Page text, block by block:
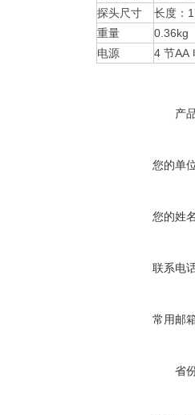
探头尺寸
长度：
重量
0.36kg
电源
4 节AA
产
您的单
您的姓
联系电
常用邮
省